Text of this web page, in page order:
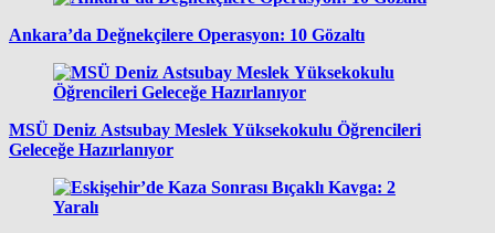
Ankara’da Değnekçilere Operasyon: 10 Gözaltı
MSÜ Deniz Astsubay Meslek Yüksekokulu Öğrencileri
Geleceğe Hazırlanıyor